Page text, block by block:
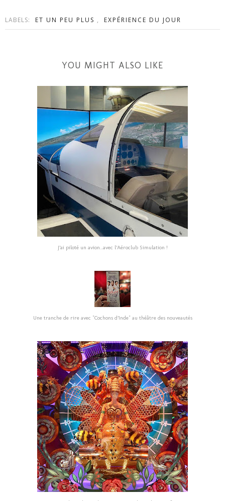
LABELS: ET UN PEU PLUS , EXPÉRIENCE DU JOUR
YOU MIGHT ALSO LIKE
J’ai piloté un avion...avec l’Aéroclub Simulation !
Une tranche de rire avec "Cochons d’Inde" au théâtre des nouveautés